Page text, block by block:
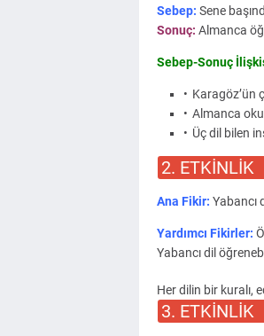
Sebep: Sene
Sonuç: Almanca
Sebep-Sonuç
Karagöz’ün
Almanca
Üç dil bilen
2. ETKİNLİK
Ana Fikir: Yabancı
Yardımcı Fikirler:
Yabancı dil
Her dilin bir kuralı,
3. ETKİNLİK